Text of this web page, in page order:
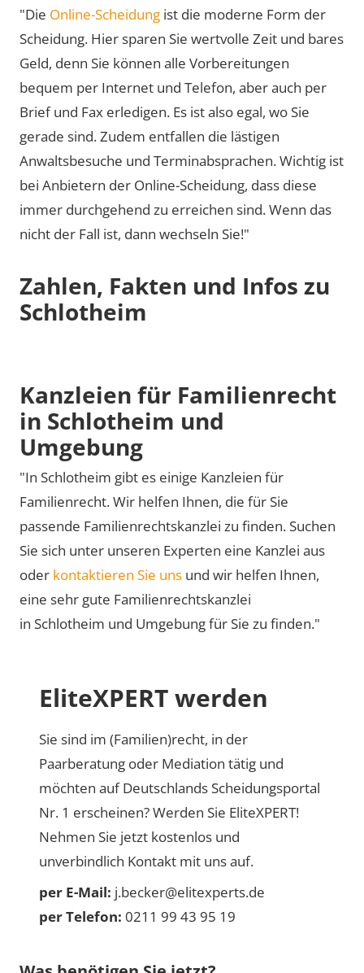
"Die Online-Scheidung ist die moderne Form der
Scheidung. Hier sparen Sie wertvolle Zeit und bares
Geld, denn Sie können alle Vorbereitungen
bequem per Internet und Telefon, aber auch per
Brief und Fax erledigen. Es ist also egal, wo Sie
gerade sind. Zudem entfallen die lästigen
Anwaltsbesuche und Terminabsprachen. Wichtig ist
bei Anbietern der Online-Scheidung, dass diese
immer durchgehend zu erreichen sind. Wenn das
nicht der Fall ist, dann wechseln Sie!"
Zahlen, Fakten und Infos zu
Schlotheim
Kanzleien für Familienrecht
in Schlotheim und
Umgebung
"In Schlotheim gibt es einige Kanzleien für
Familienrecht. Wir helfen Ihnen, die für Sie
passende Familienrechtskanzlei zu finden. Suchen
Sie sich unter unseren Experten eine Kanzlei aus
oder kontaktieren Sie uns und wir helfen Ihnen,
eine sehr gute Familienrechtskanzlei
in Schlotheim und Umgebung für Sie zu finden."
EliteXPERT werden
Sie sind im (Familien)recht, in der
Paarberatung oder Mediation tätig und
möchten auf Deutschlands Scheidungsportal
Nr. 1 erscheinen? Werden Sie EliteXPERT!
Nehmen Sie jetzt kostenlos und
unverbindlich Kontakt mit uns auf.
per E-Mail: j.becker@elitexperts.de
per Telefon: 0211 99 43 95 19